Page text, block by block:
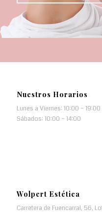
Nuestros Horarios
Lunes a Viernes: 10:00 – 19:00
Sábados: 10:00 – 14:00
Wolpert Estética
Carretera de Fuencarral, 56,